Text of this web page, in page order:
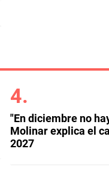
"En diciembre no
Molinar explica el
2027